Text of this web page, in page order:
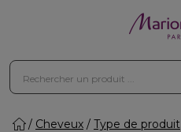
Cheveux Type de produit